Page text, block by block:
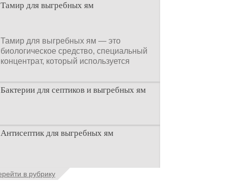
Тамир для выгребных ям
Тамир для выгребных ям — это
биологическое средство, специальный
концентрат, который используется
Бактерии для септиков и выгребных ям
Очистка канализационного стока или
выгребной ямой всегда являлась не
Антисептик для выгребных ям
Общие сведения об антисептиках
Антисептик для выгребных ям – это
в рубрику